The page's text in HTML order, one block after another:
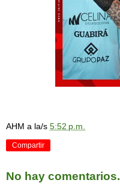
AHM a la/s 5:52 p.m.
Compartir
No hay